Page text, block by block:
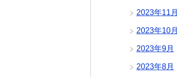
2023年11月
2023年10月
2023年9月
2023年8月